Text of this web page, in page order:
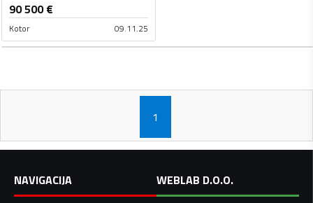
90 500€
Kotor 09.11.25
1
NAVIGACIJA
WEBLAB D.O.O.